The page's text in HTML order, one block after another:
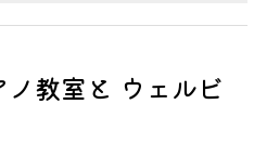
教室と ウェルビ